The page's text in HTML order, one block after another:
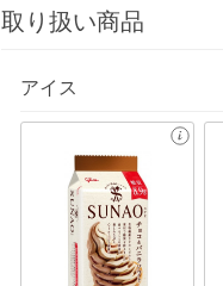
取り扱い商品
アイス